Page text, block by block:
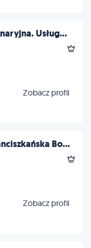
Usług...
Zobacz profil
Bo...
Zobacz profil